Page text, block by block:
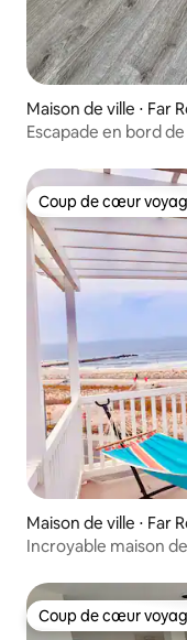
Maison de ville ⋅ Far
Escapade en bord
Coup de cœur
Coup de cœur
Maison de ville ⋅ Far
Incroyable maison
Coup de cœur
Coup de cœur